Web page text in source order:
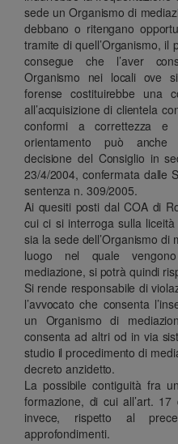
sede un Organismo di
debbano o ritengano
tramite di quell’Organismo, il
consegue che l’aver
Organismo nei locali ove
forense costituirebbe una
all’acquisizione di clientela
conformi a correttezza
orientamento può anche
decisione del Consiglio in
23/4/2004, confermata dalle
sentenza n. 309/2005.
Ai quesiti posti dal COA di
cui ci si interroga sulla
sia la sede dell’Organismo di
luogo nel quale
mediazione, si potrà quindi
Si rende responsabile di
l’avvocato che consenta
un Organismo di
consenta ad altri od in via
studio il procedimento di
decreto anzidetto.
La possibile contiguità fra
formazione, di cui all’art.
invece, rispetto al
approfondimenti.